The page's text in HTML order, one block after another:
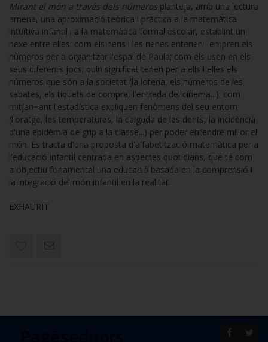
Mirant el món a través dels números planteja, amb una lectura
amena, una aproximació teòrica i pràctica a la matemàtica
intuïtiva infantil i a la matemàtica formal escolar, establint un
nexe entre elles: com els nens i les nenes entenen i empren els
números per a organitzar l'espai de Paula; com els usen en els
seus diferents jocs; quin significat tenen per a ells i elles els
números que són a la societat (la loteria, els números de les
sabates, els tiquets de compra, l'entrada del cinema...); com
mitjan~ant l'estadística expliquen fenòmens del seu entorn
(l'oratge, les temperatures, la caiguda de les dents, la incidència
d'una epidèmia de grip a la classe...) per poder entendre millor el
món. Es tracta d'una proposta d'alfabetització matemàtica per a
l'educació infantil centrada en aspectes quotidians, que té com
a objectiu fonamental una educació basada en la comprensió i
la integració del món infantil en la realitat.
EXHAURIT